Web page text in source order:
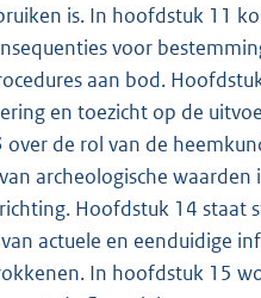
is. In hoofdstuk 11
voor
aan bod.
en toezicht op de
de rol van de
archeologische waarden
Hoofdstuk 14 staat
actuele en eenduidige
In hoofdstuk 15